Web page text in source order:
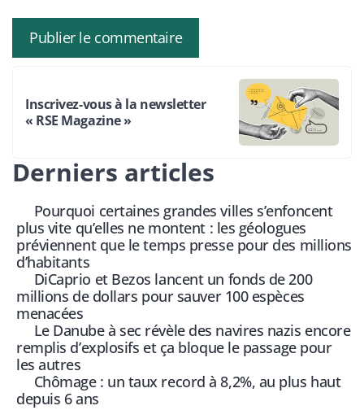
Inscrivez-vous à la newsletter
« RSE Magazine »
Derniers articles
Pourquoi certaines grandes villes s’enfoncent
plus vite qu’elles ne montent : les géologues
préviennent que le temps presse pour des millions
d’habitants
DiCaprio et Bezos lancent un fonds de 200
millions de dollars pour sauver 100 espèces
menacées
Le Danube à sec révèle des navires nazis encore
remplis d’explosifs et ça bloque le passage pour
les autres
Chômage : un taux record à 8,2%, au plus haut
depuis 6 ans